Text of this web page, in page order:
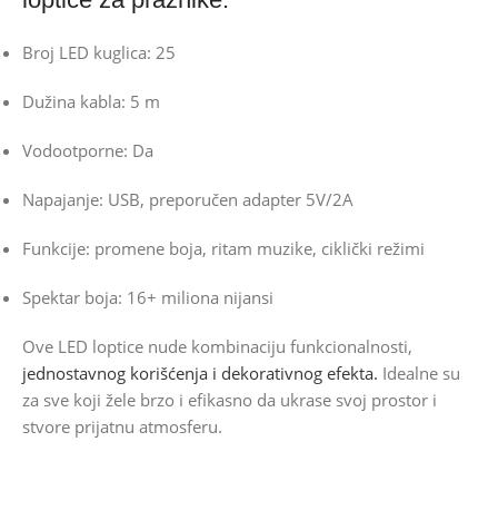
Broj LED kuglica: 25
Dužina kabla: 5 m
Vodootporne: Da
Napajanje: USB, preporučen adapter 5V/2A
Funkcije: promene boja, ritam muzike, ciklički režimi
Spektar boja: 16+ miliona nijansi
Ove LED loptice nude kombinaciju funkcionalnosti,
jednostavnog korišćenja i dekorativnog efekta. Idealne su
za sve koji žele brzo i efikasno da ukrase svoj prostor i
stvore prijatnu atmosferu.